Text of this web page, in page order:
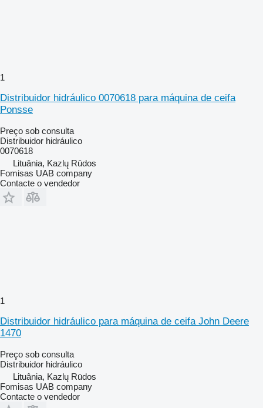
1
Distribuidor hidráulico 0070618 para máquina de ceifa
Ponsse
Preço sob consulta
Distribuidor hidráulico
0070618
Lituânia, Kazlų Rūdos
Fomisas UAB company
Contacte o vendedor
1
Distribuidor hidráulico para máquina de ceifa John Deere
1470
Preço sob consulta
Distribuidor hidráulico
Lituânia, Kazlų Rūdos
Fomisas UAB company
Contacte o vendedor